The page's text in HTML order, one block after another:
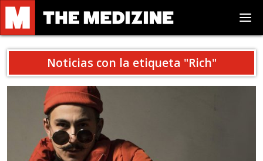
Noticias con la etiqueta "Rich"